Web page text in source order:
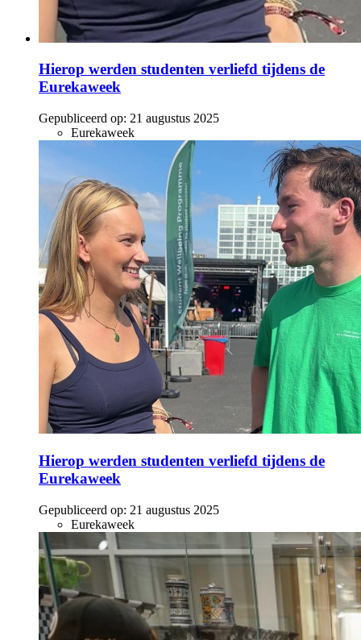
Hierop werden studenten verliefd tijdens de
Eurekaweek
Gepubliceerd op: 21 augustus 2025
Eurekaweek
Hierop werden studenten verliefd tijdens de
Eurekaweek
Gepubliceerd op: 21 augustus 2025
Eurekaweek